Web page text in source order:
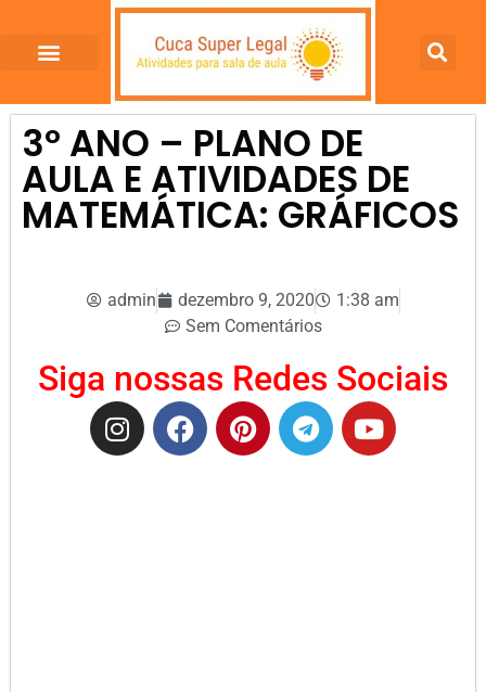
3º ANO – PLANO DE
AULA E ATIVIDADES DE
MATEMÁTICA: GRÁFICOS
admin dezembro 9, 2020
1:38 am
Sem Comentários
Siga nossas Redes Sociais